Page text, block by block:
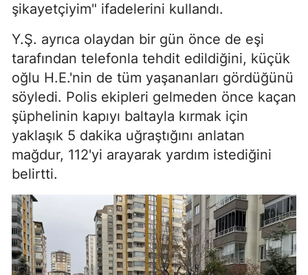
şikayetçiyim" ifadelerini kullandı.
Y.Ş. ayrıca olaydan bir gün önce de eşi
tarafından telefonla tehdit edildiğini, küçük
oğlu H.E.'nin de tüm yaşananları gördüğünü
söyledi. Polis ekipleri gelmeden önce kaçan
şüphelinin kapıyı baltayla kırmak için
yaklaşık 5 dakika uğraştığını anlatan
mağdur, 112'yi arayarak yardım istediğini
belirtti.